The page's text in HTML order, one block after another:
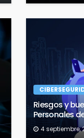
Riesgos y
Personales
4 septiembre,